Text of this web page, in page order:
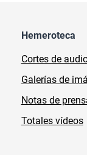
Hemeroteca
Cortes de
Galerías de
Notas de
Totales vídeos